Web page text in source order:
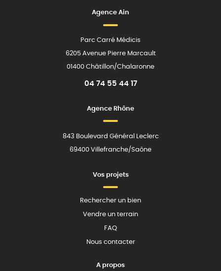
Agence Ain
Parc Carré Médicis
6205 Avenue Pierre Marcault
01400 Châtillon/Chalaronne
04 74 55 44 17
Agence Rhône
843 Boulevard Général Leclerc
69400 Villefranche/Saône
Vos projets
Rechercher un bien
Vendre un terrain
FAQ
Nous contacter
A propos